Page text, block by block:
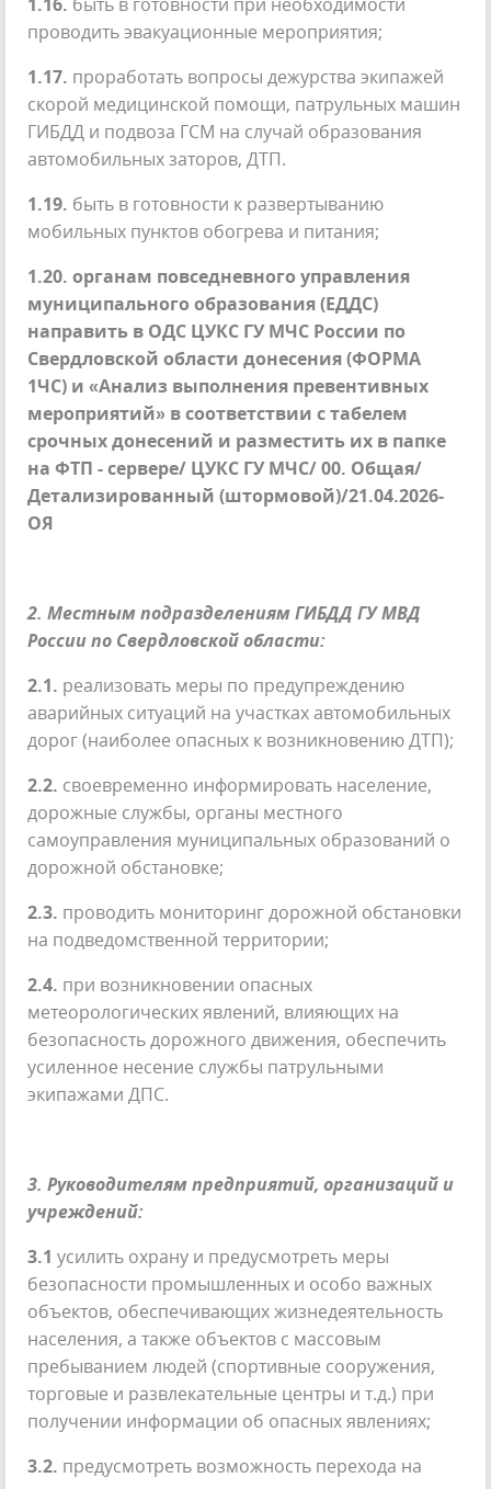
проводить эвакуационные мероприятия;
1.17. проработать вопросы дежурства экипажей
скорой медицинской помощи, патрульных машин
ГИБДД и подвоза ГСМ на случай образования
автомобильных заторов, ДТП.
1.19. быть в готовности к развертыванию
мобильных пунктов обогрева и питания;
1.20. органам повседневного управления
муниципального образования (ЕДДС)
направить в ОДС ЦУКС ГУ МЧС России по
Свердловской области донесения (ФОРМА
1ЧС) и «Анализ выполнения превентивных
мероприятий» в соответствии с табелем
срочных донесений и разместить их в папке
на ФТП - сервере/ ЦУКС ГУ МЧС/ 00. Общая/
Детализированный (штормовой)/21.04.2026-
ОЯ
2. Местным подразделениям ГИБДД ГУ МВД
России по Свердловской области:
2.1. реализовать меры по предупреждению
аварийных ситуаций на участках автомобильных
дорог (наиболее опасных к возникновению ДТП);
2.2. своевременно информировать население,
дорожные службы, органы местного
самоуправления муниципальных образований о
дорожной обстановке;
2.3. проводить мониторинг дорожной обстановки
на подведомственной территории;
2.4. при возникновении опасных
метеорологических явлений, влияющих на
безопасность дорожного движения, обеспечить
усиленное несение службы патрульными
экипажами ДПС.
3. Руководителям предприятий, организаций и
учреждений:
3.1 усилить охрану и предусмотреть меры
безопасности промышленных и особо важных
объектов, обеспечивающих жизнедеятельность
населения, а также объектов с массовым
пребыванием людей (спортивные сооружения,
торговые и развлекательные центры и т.д.) при
получении информации об опасных явлениях;
3.2. предусмотреть возможность перехода на